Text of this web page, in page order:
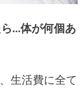
…体が何個あ
生活費に全て